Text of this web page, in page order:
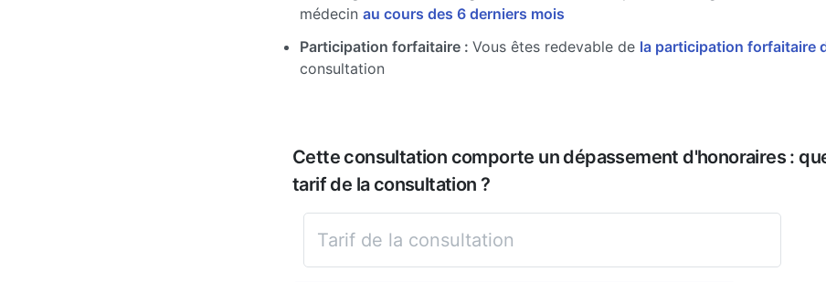
médecin au cours des 6 derniers mois
Participation forfaitaire : Vous êtes redevable de la participation forfaitaire
consultation
Cette consultation comporte un dépassement d'honoraires :
tarif de la consultation ?